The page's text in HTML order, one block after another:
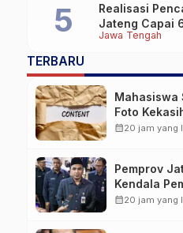
Jawa Tengah
Realisasi
Jateng Capai
TERBARU
Mahasiswa
Foto
karena Sakit
calendar_month20 jam yang
Pemprov
Kendala
Tengah
calendar_month20 jam yang